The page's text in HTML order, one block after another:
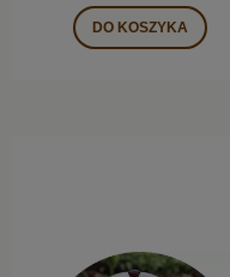
DO KOSZYKA